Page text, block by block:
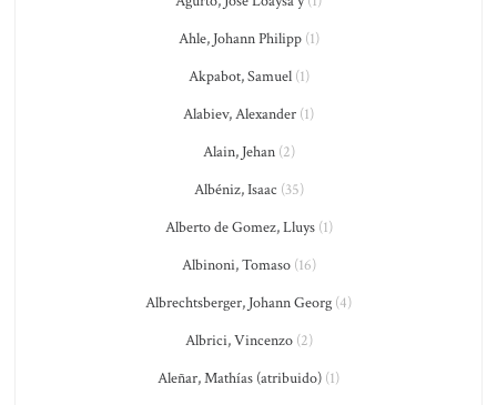
Ahle, Johann Philipp(1)
Akpabot, Samuel(1)
Alabiev, Alexander (1)
Alain, Jehan(2)
Albéniz, Isaac (35)
Alberto de Gomez, Lluys(1)
Albinoni, Tomaso(16)
Albrechtsberger, Johann Georg (4)
Albrici, Vincenzo(2)
Aleñar, Mathías (atribuido) (1)